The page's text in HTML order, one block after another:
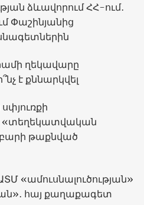
ձևավորում ՀՀ-ում․
Փաշինյանից
ղեկավարը
է քննարկվել
«տեղեկատվական
թաքնված
«ամուսնալուծության»
հայ քաղաքագետ